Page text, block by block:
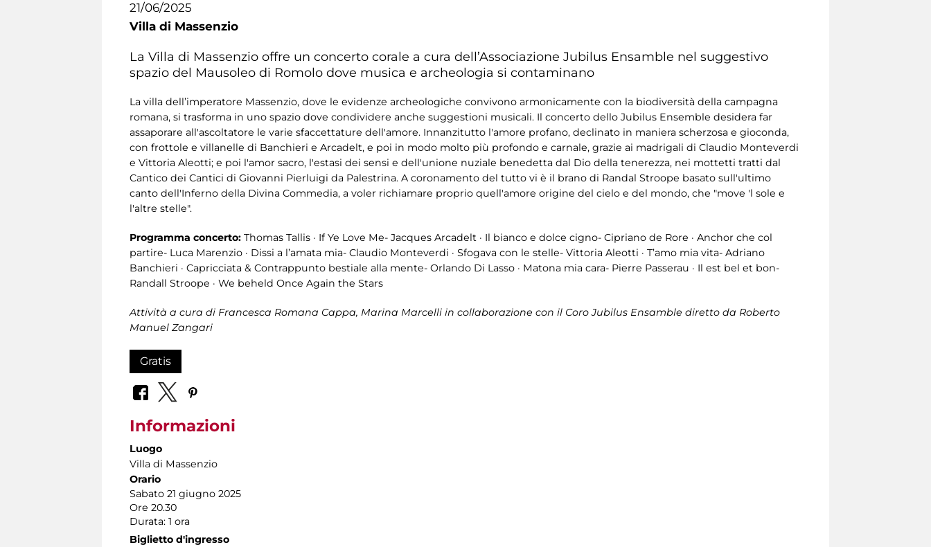
21/06/2025
Villa di Massenzio
La Villa di Massenzio offre un concerto corale a cura dell’Associazione Jubilus Ensamble nel suggestivo
spazio del Mausoleo di Romolo dove musica e archeologia si contaminano
La villa dell’imperatore Massenzio, dove le evidenze archeologiche convivono armonicamente con la biodiversità della campagna
romana, si trasforma in uno spazio dove condividere anche suggestioni musicali. Il concerto dello Jubilus Ensemble desidera far
assaporare all'ascoltatore le varie sfaccettature dell'amore. Innanzitutto l'amore profano, declinato in maniera scherzosa e gioconda,
con frottole e villanelle di Banchieri e Arcadelt, e poi in modo molto più profondo e carnale, grazie ai madrigali di Claudio Monteverdi
e Vittoria Aleotti; e poi l'amor sacro, l'estasi dei sensi e dell'unione nuziale benedetta dal Dio della tenerezza, nei mottetti tratti dal
Cantico dei Cantici di Giovanni Pierluigi da Palestrina. A coronamento del tutto vi è il brano di Randal Stroope basato sull'ultimo
canto dell'Inferno della Divina Commedia, a voler richiamare proprio quell'amore origine del cielo e del mondo, che "move 'l sole e
l'altre stelle".
Programma concerto: Thomas Tallis · If Ye Love Me- Jacques Arcadelt · Il bianco e dolce cigno- Cipriano de Rore · Anchor che col
partire- Luca Marenzio · Dissi a l’amata mia- Claudio Monteverdi · Sfogava con le stelle- Vittoria Aleotti · T’amo mia vita- Adriano
Banchieri · Capricciata & Contrappunto bestiale alla mente- Orlando Di Lasso · Matona mia cara- Pierre Passerau · Il est bel et bon-
Randall Stroope · We beheld Once Again the Stars
Attività a cura di Francesca Romana Cappa, Marina Marcelli in collaborazione con il Coro Jubilus Ensamble diretto da Roberto
Manuel Zangari
Gratis
Informazioni
Luogo
Villa di Massenzio
Orario
Sabato 21 giugno 2025
Ore 20.30
Durata: 1 ora
Biglietto d'ingresso